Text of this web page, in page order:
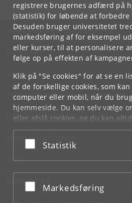
registrere brugernes adfærd på
(statistik) for løbende at forbedre
Desuden bruger universitetet
markedsføring af for eksempel
eller kurser, til at personalisere
følge op på effekten af
Klik på "Se cookies" for at se en
af de forskellige cookies, som
computer eller mobil, når du
hjemmeside. Du kan selv vælge
eller afslå cookies, og du kan
underCookie- og privatlivspolitik
bunden af hver side.
Acceptér eller afslå
Statistik
Acceptér eller afslå
Markedsføring
KØBENHAVNS UNIVERSITET
KONTAKT
SERVICES
FOR STUDERENDE OG ANSATTE
JOB OG KARRIERE
NØDSITUATIONER
WEB
MØD KU PÅ